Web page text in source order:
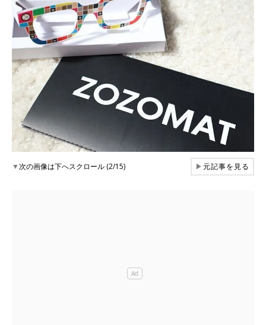
▼次の画像は下へスクロール (2/15) ▶元記事を見る